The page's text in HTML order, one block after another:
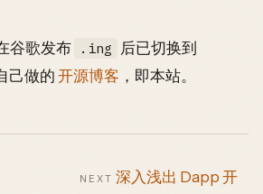
谷歌发布 .ing
后已切换到
己做的 开源博客 ，即本站。
NEXT 深入浅出 Dapp 开